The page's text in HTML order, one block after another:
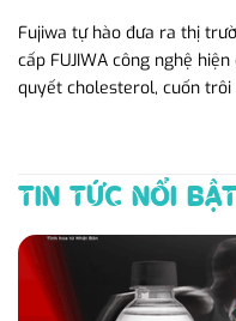
Fujiwa tự hào đưa ra thị
cấp FUJIWA công nghệ
quyết cholesterol, cuốn
TIN TỨC NỔI